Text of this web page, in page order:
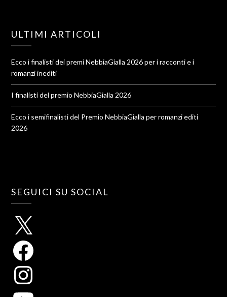
ULTIMI ARTICOLI
Ecco i finalisti dei premi NebbiaGialla 2026 per i racconti e i
romanzi inediti
I finalisti del premio NebbiaGialla 2026
Ecco i semifinalisti del Premio NebbiaGialla per romanzi editi
2026
SEGUICI SU SOCIAL